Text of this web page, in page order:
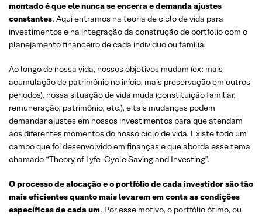
montado é que ele nunca se encerra e demanda ajustes
constantes. Aqui entramos na teoria de ciclo de vida para
investimentos e na integração da construção de portfólio com o
planejamento financeiro de cada indivíduo ou família.
Ao longo de nossa vida, nossos objetivos mudam (ex: mais
acumulação de patrimônio no início, mais preservação em outros
períodos), nossa situação de vida muda (constituição familiar,
remuneração, patrimônio, etc.), e tais mudanças podem
demandar ajustes em nossos investimentos para que atendam
aos diferentes momentos do nosso ciclo de vida. Existe todo um
campo que foi desenvolvido em finanças e que aborda esse tema
chamado “Theory of Lyfe-Cycle Saving and Investing”.
O processo de alocação e o portfólio de cada investidor são tão
mais eficientes quanto mais levarem em conta as condições
específicas de cada um. Por esse motivo, o portfólio ótimo, ou